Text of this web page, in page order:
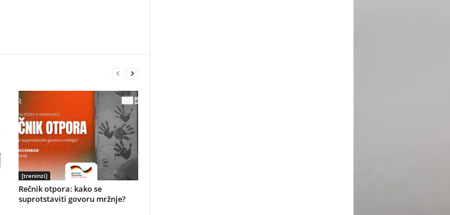
[treninzi]
Rečnik otpora: kako se
suprotstaviti govoru mržnje?